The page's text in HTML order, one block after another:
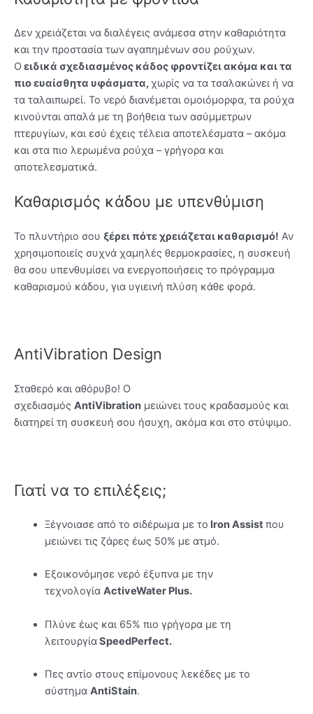
Δεν χρειάζεται να διαλέγεις ανάμεσα στην καθαριότητα
και την προστασία των αγαπημένων σου ρούχων.
Οειδικά σχεδιασμένος κάδος φροντίζει ακόμα και τα
πιο ευαίσθητα υφάσματα, χωρίς να τα τσαλακώνει ή να
τα ταλαιπωρεί. Το νερό διανέμεται ομοιόμορφα, τα ρούχα
κινούνται απαλά με τη βοήθεια των ασύμμετρων
πτερυγίων, και εσύ έχεις τέλεια αποτελέσματα – ακόμα
και στα πιο λερωμένα ρούχα – γρήγορα και
αποτελεσματικά.
Καθαρισμός κάδου με υπενθύμιση
Το πλυντήριο σου ξέρει πότε χρειάζεται καθαρισμό! Αν
χρησιμοποιείς συχνά χαμηλές θερμοκρασίες, η συσκευή
θα σου υπενθυμίσει να ενεργοποιήσεις το πρόγραμμα
καθαρισμού κάδου, για υγιεινή πλύση κάθε φορά.
AntiVibration Design
Σταθερό και αθόρυβο! Ο
σχεδιασμός AntiVibration μειώνει τους κραδασμούς και
διατηρεί τη συσκευή σου ήσυχη, ακόμα και στο στύψιμο.
Γιατί να το επιλέξεις;
Ξέγνοιασε από το σιδέρωμα με το Iron Assistπου
μειώνει τις ζάρες έως 50% με ατμό.
Εξοικονόμησε νερό έξυπνα με την
τεχνολογία ActiveWater Plus.
Πλύνε έως και 65% πιο γρήγορα με τη
λειτουργίαSpeedPerfect.
Πες αντίο στους επίμονους λεκέδες με το
σύστημα AntiStain.